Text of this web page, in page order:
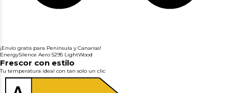
¡Envío gratis para Península y Canarias!
EnergySilence Aero 5295 LightWood
Frescor con estilo
Tu temperatura ideal con tan solo un clic